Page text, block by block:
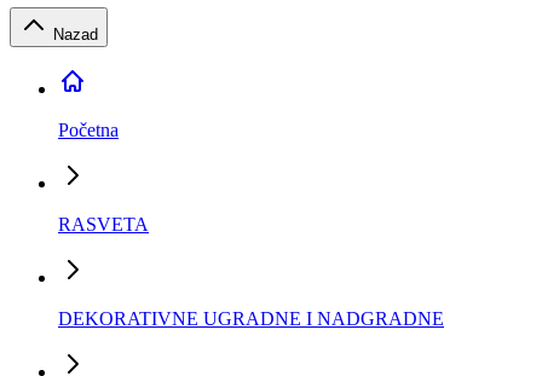
Nazad
Početna
RASVETA
DEKORATIVNE UGRADNE I NADGRADNE